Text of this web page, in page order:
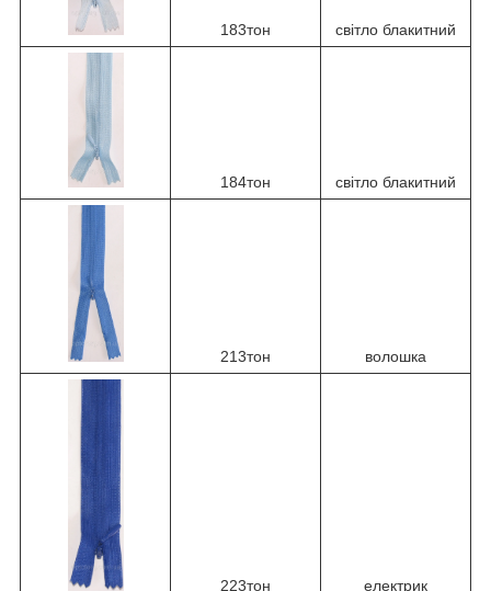
183тон світло блакитний
184тон світло блакитний
213тон волошка
223тон електрик